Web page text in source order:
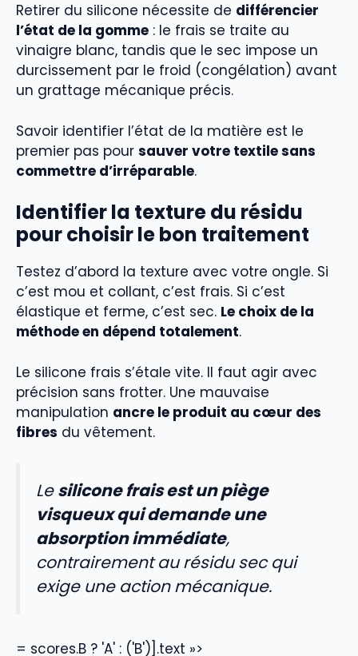
Retirer du silicone nécessite de différencier
l’état de la gomme : le frais se traite au
vinaigre blanc, tandis que le sec impose un
durcissement par le froid (congélation) avant
un grattage mécanique précis.
Savoir identifier l’état de la matière est le
premier pas pour sauver votre textile sans
commettre d’irréparable.
Identifier la texture du résidu
pour choisir le bon traitement
Testez d’abord la texture avec votre ongle. Si
c’est mou et collant, c’est frais. Si c’est
élastique et ferme, c’est sec. Le choix de la
méthode en dépend totalement.
Le silicone frais s’étale vite. Il faut agir avec
précision sans frotter. Une mauvaise
manipulation ancre le produit au cœur des
fibres du vêtement.
Lesilicone frais est un piège
visqueux qui demande une
absorption immédiate,
contrairement au résidu sec qui
exige une action mécanique.
= scores.B ? 'A' : ('B')].text »>